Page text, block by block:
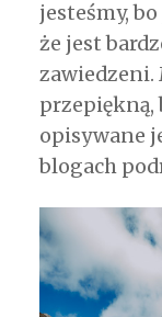
jesteśmy,
że jest
zawiedzeni.
przepiękną,
opisywane
blogach